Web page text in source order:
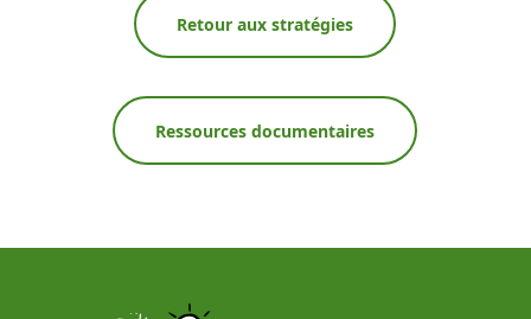
Retour aux stratégies
Ressources documentaires